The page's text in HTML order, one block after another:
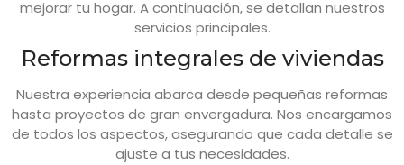
mejorar tu hogar. A continuación, se detallan nuestros
servicios principales.
Reformas integrales de viviendas
Nuestra experiencia abarca desde pequeñas reformas
hasta proyectos de gran envergadura. Nos encargamos
de todos los aspectos, asegurando que cada detalle se
ajuste a tus necesidades.